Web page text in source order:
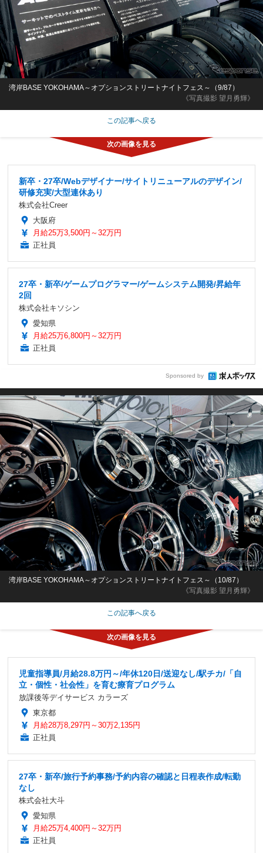
《写真撮影 望月勇輝》
湾岸BASE YOKOHAMA～オプションストリートナイトフェス～（9/87）
この記事へ戻る
新卒・27卒/Webデザイナー/サイトリニューアルのデザイン/
研修充実/大型連休あり
株式会社Creer
大阪府
月給25万3,500円～32万円
正社員
27卒・新卒/ゲームプログラマー/ゲームシステム開発/昇給年
2回
株式会社キソシン
愛知県
月給25万6,800円～32万円
正社員
Sponsored by
《写真撮影 望月勇輝》
湾岸BASE YOKOHAMA～オプションストリートナイトフェス～（10/87）
この記事へ戻る
児童指導員/月給28.8万円～/年休120日/送迎なし/駅チカ/「自
立・個性・社会性」を育む療育プログラム
放課後等デイサービス カラーズ
東京都
月給28万8,297円～30万2,135円
正社員
27卒・新卒/旅行予約事務/予約内容の確認と日程表作成/転勤
なし
株式会社大斗
愛知県
月給25万4,400円～32万円
正社員